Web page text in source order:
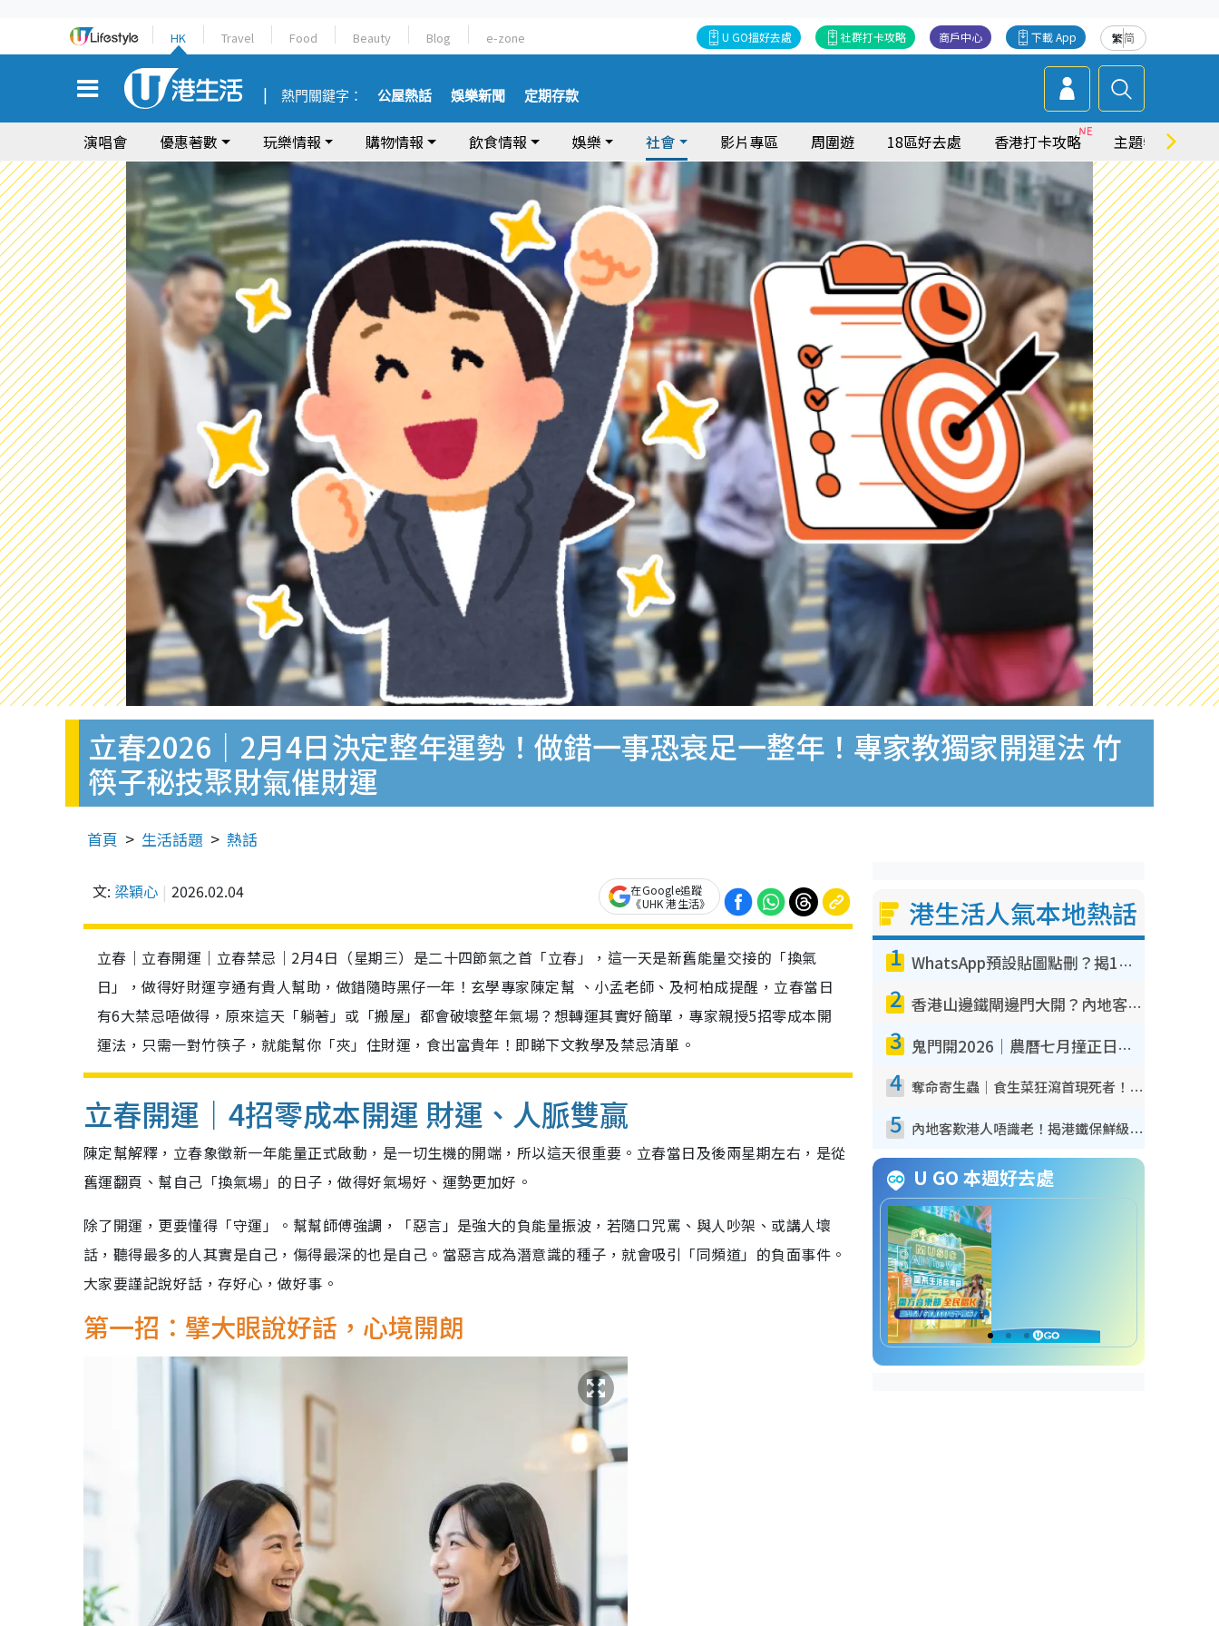
HK Travel Food Beauty Blog e-zone 繁简
下載 App
商戶中心
社群打卡攻略
U GO搵好去處
熱門關鍵字： 公屋熱話 娛樂新聞 定期存款
演唱會 優惠著數 玩樂情報 購物情報 飲食情報 娛樂 社會 影片專區 周圍遊 18區好去處 香港打卡攻略 主題特集
立春2026｜2月4日決定整年運勢！做錯一事恐衰足一整年！專家教獨家開運法 竹
筷子秘技聚財氣催財運
首頁 生活話題 熱話
文: 梁穎心 2026.02.04
在Google追蹤
《UHK 港生活》
立春｜立春開運｜立春禁忌｜2月4日（星期三）是二十四節氣之首「立春」，這一天是新舊能量交接的「換氣
日」，做得好財運亨通有貴人幫助，做錯隨時黑仔一年！玄學專家陳定幫 、小孟老師、及柯柏成提醒，立春當日
有6大禁忌唔做得，原來這天「躺著」或「搬屋」都會破壞整年氣場？想轉運其實好簡單，專家親授5招零成本開
運法，只需一對竹筷子，就能幫你「夾」住財運，食出富貴年！即睇下文教學及禁忌清單。
立春開運｜4招零成本開運 財運、人脈雙贏
陳定幫解釋，立春象徵新一年能量正式啟動，是一切生機的開端，所以這天很重要。立春當日及後兩星期左右，是從
舊運翻頁、幫自己「換氣場」的日子，做得好氣埸好、運勢更加好。
除了開運，更要懂得「守運」。幫幫師傅強調，「惡言」是強大的負能量振波，若隨口咒罵、與人吵架、或講人壞
話，聽得最多的人其實是自己，傷得最深的也是自己。當惡言成為潛意識的種子，就會吸引「同頻道」的負面事件。
大家要謹記說好話，存好心，做好事。
第一招：擘大眼說好話，心境開朗
港生活人氣本地熱話
1 WhatsApp預設貼圖點刪？揭1招「反向操作」還原簡潔介面 附3步實測教學
2 香港山邊鐵閘邊門大開？內地客困惑意義何在！網民神回覆：呢種叫法理性防禦
3 鬼門開2026｜農曆七月撞正日全食特別邪？專家警告切忌做一事！揭4大禁忌+2招保平安
4 奪命寄生蟲｜食生菜狂瀉首現死者！疫潮惡化錄1.8萬宗病例 揭洗菜3大謬誤
5 內地客歎港人唔識老！揭港鐵保鮮級冷氣 港人求放過：咪投訴
U GO 本週好去處